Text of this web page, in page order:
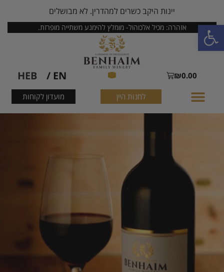
פתח סרגל נגישות
יינות היקב כשרים למהדרין. לא מבושלים
אזהרה: מכיל אלכוהול- מומלץ להימנע משתייה מופרזת.
₪0.00
EN /
HEB
לחנות היין מועדון לקוחות